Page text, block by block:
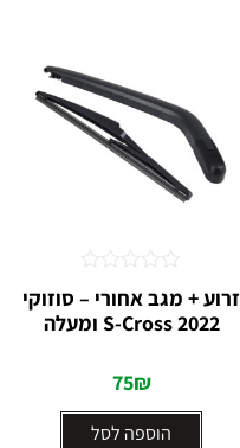
זרוע + מגב אחורי – סוזוקי
S-Cross 2022 ומעלה
75₪
הוספה לסל
0
מתוך